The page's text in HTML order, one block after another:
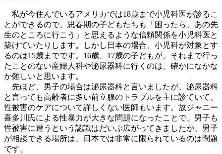
私が今住んでいるアメリカでは18歳まで小児科医が診るこ
とができるので、思春期の子どもたちも「困ったら、あの先
生のところに行こう」と思えるような信頼関係を小児科医と
築けていたりします。しかし日本の場合、小児科が対象とす
るのは15歳までです。16歳、17歳の子どもが、それまで行っ
たことのない産婦人科や泌尿器科に行くのは、確かになかな
か難しいと思います。
先ほど、男子の場合は泌尿器科と言いましたが、泌尿器科
と言っても高齢者に多い前立腺のトラブルを主に診ていて、
性被害のケアについて詳しくない医師もいます。故ジャニー
喜多川氏による性暴力が大きな問題になったことで、男子も
性被害に遭うという認識はだいぶ広がってきましたが、男子
が相談できる場所は、日本では非常に限られているのは問題
です。